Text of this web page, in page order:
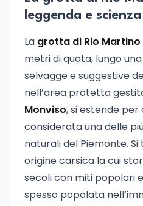
leggenda e scienza
La grotta di Rio Martino
metri di quota, lungo
selvagge e suggestive
nell’area protetta
Monviso, si estende
considerata una delle
naturali del Piemonte.
origine carsica la cui
secoli con miti popolari
spesso popolata